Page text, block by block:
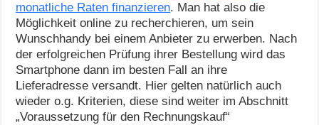
monatliche Raten finanzieren. Man hat also die
Möglichkeit online zu recherchieren, um sein
Wunschhandy bei einem Anbieter zu erwerben. Nach
der erfolgreichen Prüfung ihrer Bestellung wird das
Smartphone dann im besten Fall an ihre
Lieferadresse versandt. Hier gelten natürlich auch
wieder o.g. Kriterien, diese sind weiter im Abschnitt
„Voraussetzung für den Rechnungskauf“